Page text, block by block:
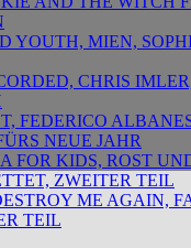
YOUTH, MIEN,
CHRIS
FEDERICO
NEUE JAHR
FOR KIDS, ROST
ZWEITER TEIL
ME AGAIN,
TEIL